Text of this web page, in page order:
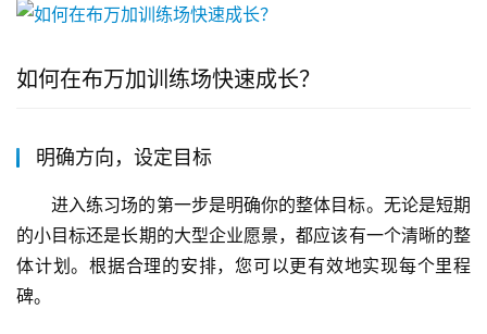
如何在布万加训练场快速成长？
明确方向，设定目标
进入练习场的第一步是明确你的整体目标。无论是短期
的小目标还是长期的大型企业愿景，都应该有一个清晰的整
体计划。根据合理的安排，您可以更有效地实现每个里程
碑。